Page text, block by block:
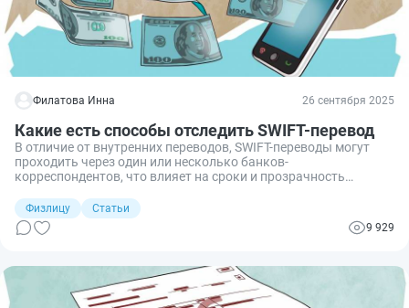
Филатова Инна 26 сентября 2025
Какие есть способы отследить SWIFT-перевод
В отличие от внутренних переводов, SWIFT-переводы могут
проходить через один или несколько банков-
корреспондентов, что влияет на сроки и прозрачность
быстрее понять, где находится перевод, важно знать, какие
инструменты и данные помогают его отследить. Рассказываю
об этом подробно.
Физлицу
Статьи
9 929